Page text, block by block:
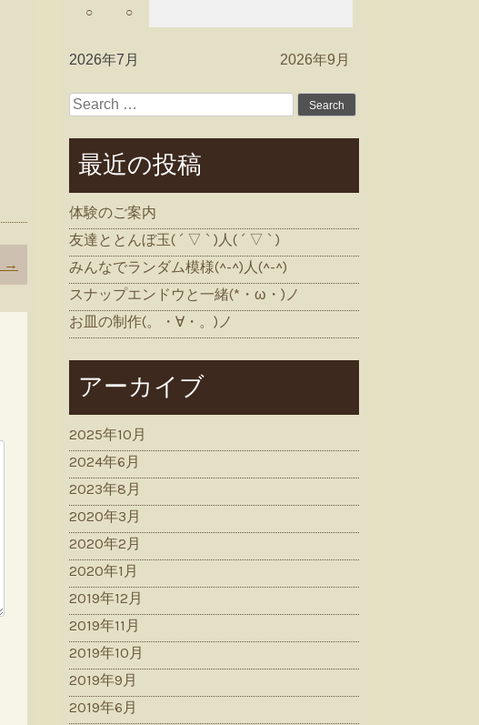
→
○ ○
2026年7月 2026年9月
Search
最近の投稿
体験のご案内
友達ととんぼ玉( ´ ▽ ` )人( ´ ▽ ` )
みんなでランダム模様(^-^)人(^-^)
スナップエンドウと一緒(*・ω・)ノ
お皿の制作(。・∀・。)ノ
アーカイブ
2025年10月
2024年6月
2023年8月
2020年3月
2020年2月
2020年1月
2019年12月
2019年11月
2019年10月
2019年9月
2019年6月